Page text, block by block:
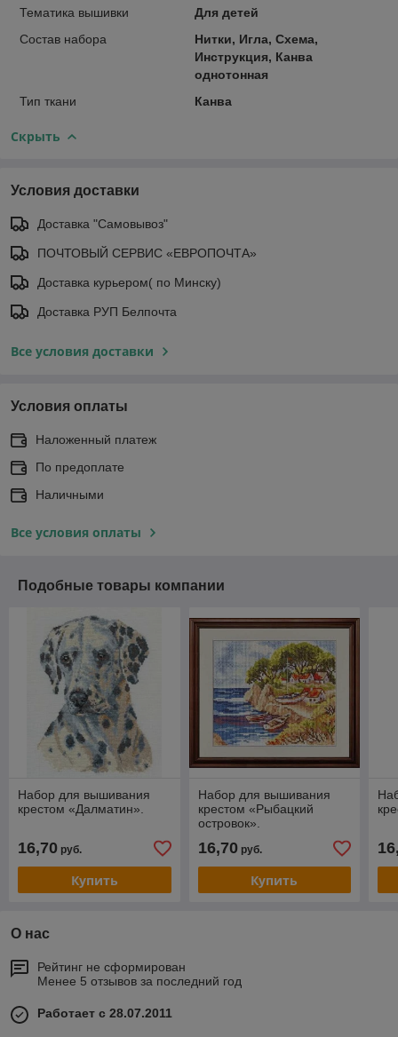
Тематика вышивки
Для детей
Состав набора
Нитки, Игла, Схема,
Инструкция, Канва
однотонная
Тип ткани
Канва
Скрыть
Условия доставки
Доставка "Самовывоз"
ПОЧТОВЫЙ СЕРВИС «ЕВРОПОЧТА»
Доставка курьером( по Минску)
Доставка РУП Белпочта
Все условия доставки
Условия оплаты
Наложенный платеж
По предоплате
Наличными
Все условия оплаты
Подобные товары компании
Набор для вышивания
крестом «Далматин».
16,70 руб.
Купить
Набор для вышивания
крестом «Рыбацкий
островок».
16,70руб.
Купить
О нас
Рейтинг не сформирован
Менее 5 отзывов за последний год
Работает с 28.07.2011